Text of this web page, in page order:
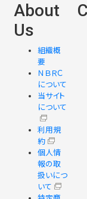
About
Us
組織概
要
ＮＢＲＣ
について
当サイト
について
利用規
約
個人情
報の取
扱いにつ
いて